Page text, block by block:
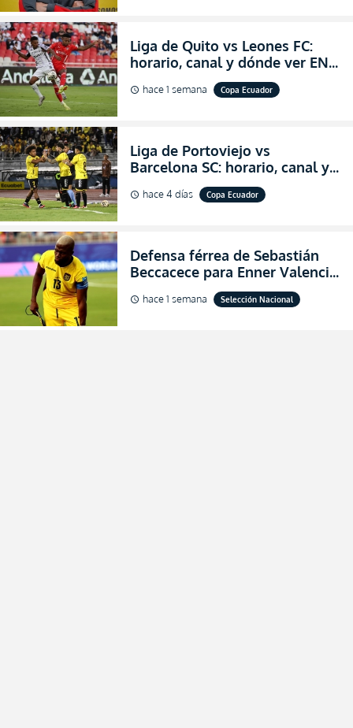
Liga de Quito vs Leones FC:
horario, canal y dónde ver EN
VIVO los octavos de final de la
Copa Ecuador 2026
schedule hace 1 semana Copa Ecuador
Liga de Portoviejo vs
Barcelona SC: horario, canal y
dónde ver EN VIVO los octavos
de final de la Copa Ecuador
schedule hace 4 días Copa Ecuador
Defensa férrea de Sebastián
Beccacece para Enner Valencia
al indicar que era el hombre
indicado para Ecuador
schedule hace 1 semana Selección Nacional